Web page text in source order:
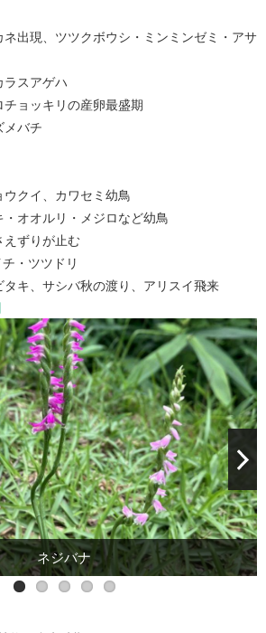
、ツツクボウシ・ミンミンゼミ・アサ
アゲハ
ョッキリの産卵最盛期
バチ
クイ、カワセミ幼鳥
オオルリ・メジロなど幼鳥
りが止む
・ツツドリ
キ、サシバ秋の渡り、アリスイ飛来
ネジバナ
アカメガシワ
ネズミモチ花
ネムノキ花
エゴノキ実、まだ青